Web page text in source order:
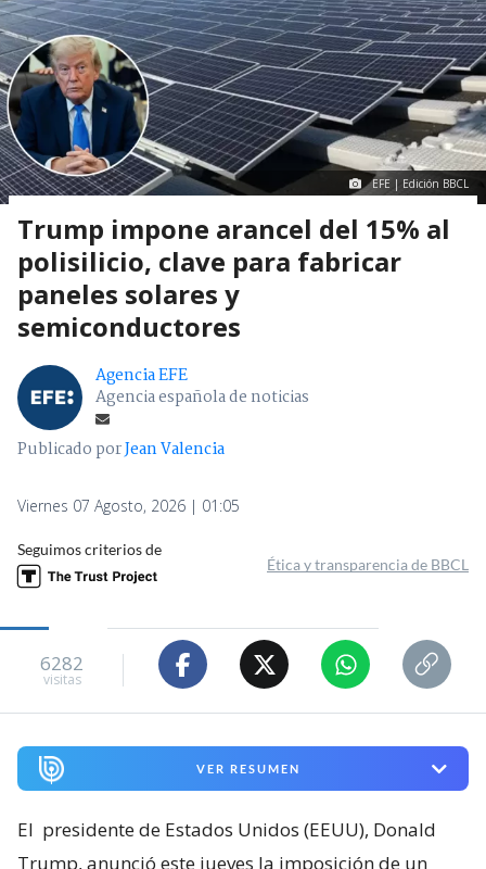
EFE | Edición BBCL
Trump impone arancel del 15% al
polisilicio, clave para fabricar
paneles solares y
semiconductores
Agencia EFE
Agencia española de noticias
Publicado porJean Valencia
Viernes 07 Agosto, 2026 | 01:05
Seguimos criterios de
Ética y transparencia de BBCL
6282
visitas
VER RESUMEN
El presidente de Estados Unidos (EEUU), Donald
Trump, anunció este jueves la imposición de un